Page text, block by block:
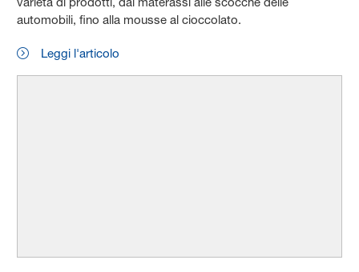
automobili, fino alla mousse al cioccolato.
Leggi l'articolo